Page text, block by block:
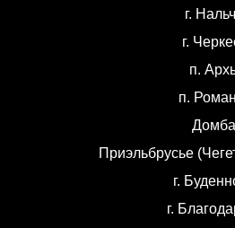
г.
г.
п.
п.
Приэльбрусье
г.
г.